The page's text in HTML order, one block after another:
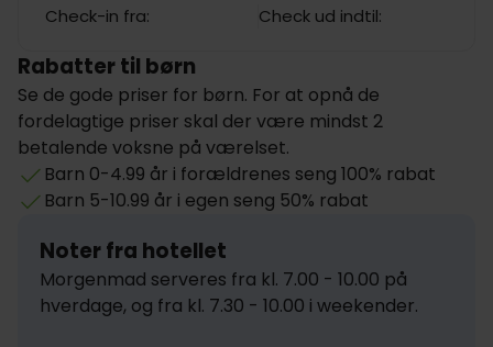
Check-in fra: Check ud indtil:
Rabatter til børn
Se de gode priser for børn. For at opnå de
fordelagtige priser skal der være mindst 2
betalende voksne på værelset.
Barn 0-4.99 år i forældrenes seng 100% rabat
Barn 5-10.99 år i egen seng 50% rabat
Noter fra hotellet
Morgenmad serveres fra kl. 7.00 - 10.00 på
hverdage, og fra kl. 7.30 - 10.00 i weekender.